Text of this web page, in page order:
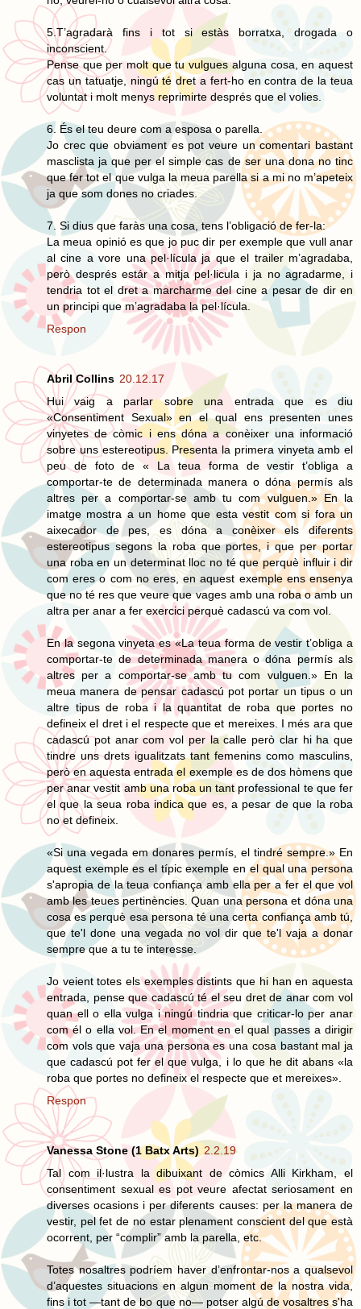
5.T’agradarà fins i tot si estàs borratxa, drogada o
inconscient.
Pense que per molt que tu vulgues alguna cosa, en aquest
cas un tatuatje, ningú té dret a fert-ho en contra de la teua
voluntat i molt menys reprimirte després que el volies.
6. És el teu deure com a esposa o parella.
Jo crec que obviament es pot veure un comentari bastant
masclista ja que per el simple cas de ser una dona no tinc
que fer tot el que vulga la meua parella si a mi no m’apeteix
ja que som dones no criades.
7. Si dius que faràs una cosa, tens l’obligació de fer-la:
La meua opinió es que jo puc dir per exemple que vull anar
al cine a vore una pel·lícula ja que el trailer m’agradaba,
però després estár a mitja pel·licula i ja no agradarme, i
tendria tot el dret a marcharme del cine a pesar de dir en
un principi que m’agradaba la pel·lícula.
Respon
Abril Collins 20.12.17
Hui vaig a parlar sobre una entrada que es diu
«Consentiment Sexual» en el qual ens presenten unes
vinyetes de còmic i ens dóna a conèixer una informació
sobre uns estereotipus. Presenta la primera vinyeta amb el
peu de foto de « La teua forma de vestir t’obliga a
comportar-te de determinada manera o dóna permís als
altres per a comportar-se amb tu com vulguen.» En la
imatge mostra a un home que esta vestit com si fora un
aixecador de pes, es dóna a conèixer els diferents
estereotipus segons la roba que portes, i que per portar
una roba en un determinat lloc no té que perquè influir i dir
com eres o com no eres, en aquest exemple ens ensenya
que no té res que veure que vages amb una roba o amb un
altra per anar a fer exercici perquè cadascú va com vol.
En la segona vinyeta es «La teua forma de vestir t’obliga a
comportar-te de determinada manera o dóna permís als
altres per a comportar-se amb tu com vulguen.» En la
meua manera de pensar cadascú pot portar un tipus o un
altre tipus de roba i la quantitat de roba que portes no
defineix el dret i el respecte que et mereixes. I més ara que
cadascú pot anar com vol per la calle però clar hi ha que
tindre uns drets igualitzats tant femenins como masculins,
però en aquesta entrada el exemple es de dos hòmens que
per anar vestit amb una roba un tant professional te que fer
el que la seua roba indica que es, a pesar de que la roba
no et defineix.
«Si una vegada em donares permís, el tindré sempre.» En
aquest exemple es el típic exemple en el qual una persona
s'apropia de la teua confiança amb ella per a fer el que vol
amb les teues pertinències. Quan una persona et dóna una
cosa es perquè esa persona té una certa confiança amb tú,
que te'l done una vegada no vol dir que te'l vaja a donar
sempre que a tu te interesse.
Jo veient totes els exemples distints que hi han en aquesta
entrada, pense que cadascú té el seu dret de anar com vol
quan ell o ella vulga i ningú tindria que criticar-lo per anar
com él o ella vol. En el moment en el qual passes a dirigir
com vols que vaja una persona es una cosa bastant mal ja
que cadascú pot fer el que vulga, i lo que he dit abans «la
roba que portes no defineix el respecte que et mereixes».
Respon
Vanessa Stone (1 Batx Arts) 2.2.19
Tal com il·lustra la dibuixant de còmics Alli Kirkham, el
consentiment sexual es pot veure afectat seriosament en
diverses ocasions i per diferents causes: per la manera de
vestir, pel fet de no estar plenament conscient del que està
ocorrent, per “complir” amb la parella, etc.
Totes nosaltres podríem haver d’enfrontar-nos a qualsevol
d’aquestes situacions en algun moment de la nostra vida,
fins i tot —tant de bo que no— potser algú de vosaltres s'ha